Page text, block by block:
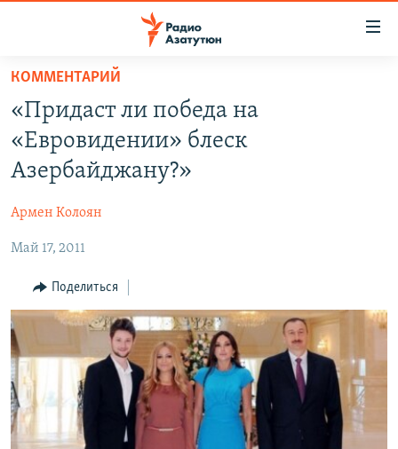
Перейти
основному
содержанию
Перейти
основной
навигации
Перейти
поиску
НОВОСТИ
ПОЛИТИКА
ЭКОНОМИКА
РЕГИОН
НАГОРНЫЙ КАРАБАХ
КУЛЬТУРА
СПОРТ
АРХИВ
Հայերեն
КОММЕНТАРИЙ
«Придаст ли победа на
«Евровидении» блеск
Азербайджану?»
Армен Колоян
Май 17, 2011
Поделиться